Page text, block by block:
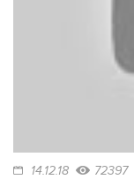
14.12.18 72397